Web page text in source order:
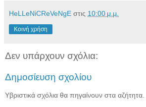
HeLLeNiCReVeNgE στις 10:00 μ.μ.
Κοινή χρήση
Δεν υπάρχουν σχόλια:
Δημοσίευση σχολίου
Υβριστικά σχόλια θα πηγαίνουν στα αζήτητα.